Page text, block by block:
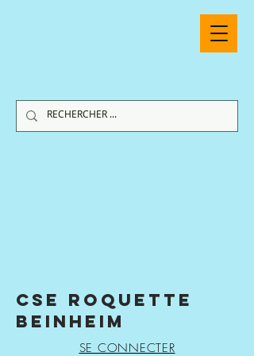
CSE ROQUETTE
BEINHEIM
SE CONNECTER